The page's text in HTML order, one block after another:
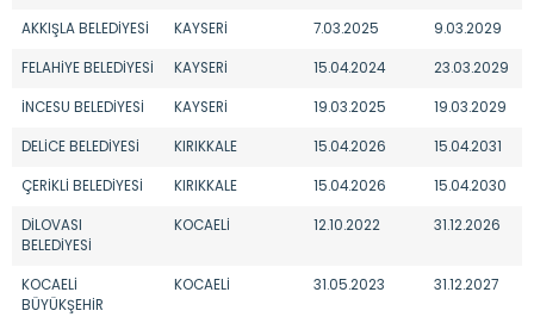
AKKIŞLA BELEDİYESİ KAYSERİ 7.03.2025 9.03.2029
FELAHİYE BELEDİYESİ KAYSERİ 15.04.2024 23.03.2029
İNCESU BELEDİYESİ KAYSERİ 19.03.2025 19.03.2029
DELİCE BELEDİYESİ KIRIKKALE 15.04.2026 15.04.2031
ÇERİKLİ BELEDİYESİ KIRIKKALE 15.04.2026 15.04.2030
DİLOVASI
BELEDİYESİ
KOCAELİ 12.10.2022 31.12.2026
KOCAELİ
BÜYÜKŞEHİR
KOCAELİ 31.05.2023 31.12.2027